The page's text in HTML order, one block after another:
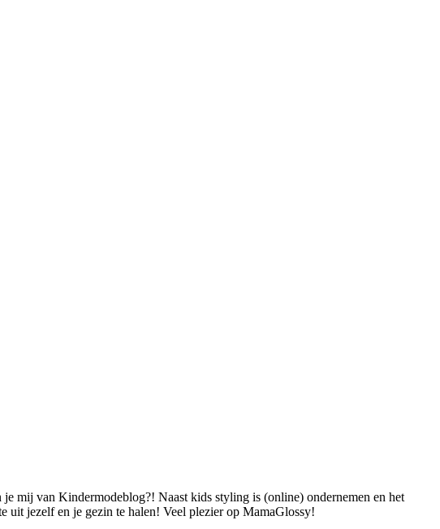
mij van Kindermodeblog?! Naast kids styling is (online) ondernemen en het
uit jezelf en je gezin te halen! Veel plezier op MamaGlossy!